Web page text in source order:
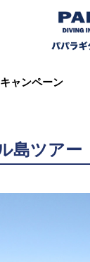
キャンペーン
島ツアー